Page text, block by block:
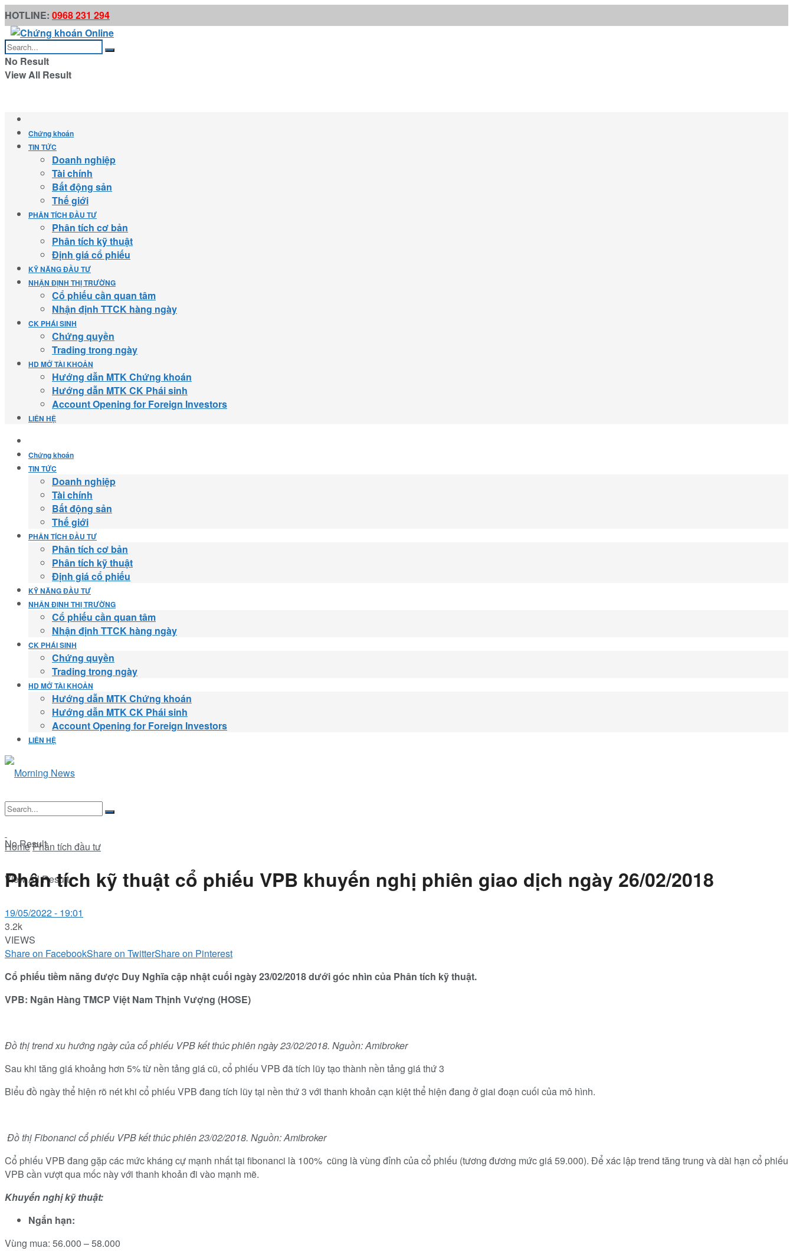
HOTLINE: 0968 231 294
No Result
View All Result
Chứng khoán
TIN TỨC
Doanh nghiệp
Tài chính
Bất động sản
Thế giới
PHÂN TÍCH ĐẦU TƯ
Phân tích cơ bản
Phân tích kỹ thuật
Định giá cổ phiếu
KỸ NĂNG ĐẦU TƯ
NHẬN ĐỊNH THỊ TRƯỜNG
Cổ phiếu cần quan tâm
Nhận định TTCK hàng ngày
CK PHÁI SINH
Chứng quyền
Trading trong ngày
HD MỞ TÀI KHOẢN
Hướng dẫn MTK Chứng khoán
Hướng dẫn MTK CK Phái sinh
Account Opening for Foreign Investors
LIÊN HỆ
Chứng khoán
TIN TỨC
Doanh nghiệp
Tài chính
Bất động sản
Thế giới
PHÂN TÍCH ĐẦU TƯ
Phân tích cơ bản
Phân tích kỹ thuật
Định giá cổ phiếu
KỸ NĂNG ĐẦU TƯ
NHẬN ĐỊNH THỊ TRƯỜNG
Cổ phiếu cần quan tâm
Nhận định TTCK hàng ngày
CK PHÁI SINH
Chứng quyền
Trading trong ngày
HD MỞ TÀI KHOẢN
Hướng dẫn MTK Chứng khoán
Hướng dẫn MTK CK Phái sinh
Account Opening for Foreign Investors
LIÊN HỆ
No Result
View All Result
HomePhân tích đầu tư
Phân tích kỹ thuật cổ phiếu VPB khuyến nghị phiên giao dịch ngày 26/02/2018
19/05/2022 - 19:01
3.2k
VIEWS
Share on FacebookShare on TwitterShare on Pinterest
Cổ phiếu tiềm năng được Duy Nghĩa cập nhật cuối ngày 23/02/2018 dưới góc nhìn của Phân tích kỹ thuật.
VPB: Ngân Hàng TMCP Việt Nam Thịnh Vượng (HOSE)
Đồ thị trend xu hướng ngày của cổ phiếu VPB kết thúc phiên ngày 23/02/2018. Nguồn: Amibroker
Sau khi tăng giá khoảng hơn 5% từ nền tảng giá cũ, cổ phiếu VPB đã tích lũy tạo thành nền tảng giá thứ 3
Biểu đồ ngày thể hiện rõ nét khi cổ phiếu VPB đang tích lũy tại nền thứ 3 với thanh khoản cạn kiệt thể hiện đang ở giai đoạn cuối của mô hình.
Đồ thị Fibonanci cổ phiếu VPB kết thúc phiên 23/02/2018. Nguồn: Amibroker
Cổ phiếu VPB đang gặp các mức kháng cự mạnh nhất tại fibonanci là 100% cũng là vùng đỉnh của cổ phiếu (tương đương mức giá 59.000). Để xác lập trend tăng trung và dài hạn cổ phiếu
VPB cần vượt qua mốc này với thanh khoản đi vào mạnh mẽ.
Khuyến nghị kỹ thuật:
Ngắn hạn:
Vùng mua: 56.000 – 58.000